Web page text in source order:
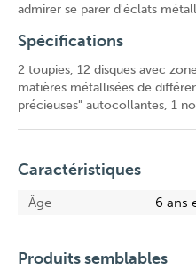
admirer se parer d'éclats
Spécifications
2 toupies, 12 disques avec
matières métallisées de
précieuses" autocollantes, 1
Caractéristiques
Âge 6 ans
Produits semblables